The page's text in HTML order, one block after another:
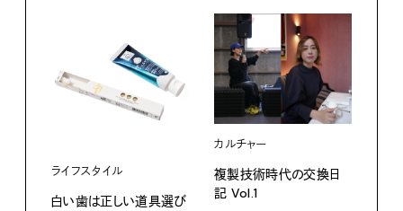
ライフスタイル
白い歯は正しい道具選び
カルチャー
複製技術時代の交換日
記 Vol.1